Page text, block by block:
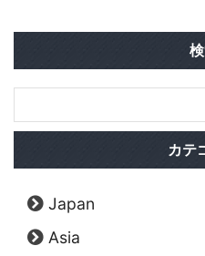
カテ
Japan
Asia